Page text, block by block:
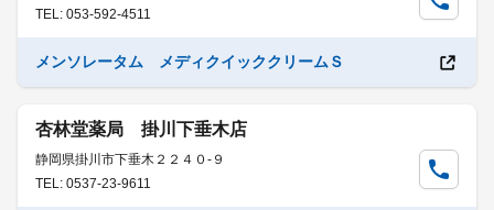
TEL: 053-592-4511
メンソレータム メディクイッククリームＳ
杏林堂薬局 掛川下垂木店
静岡県掛川市下垂木２２４０-９
TEL: 0537-23-9611